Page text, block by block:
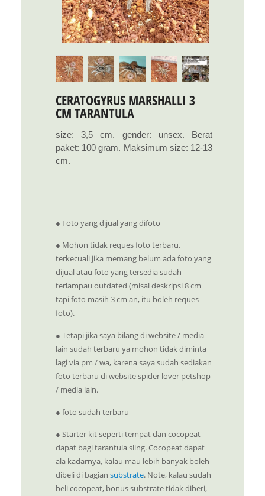
CERATOGYRUS MARSHALLI 3
CM TARANTULA
size: 3,5 cm. gender: unsex. Berat
paket: 100 gram. Maksimum size: 12-13
cm.
● Foto yang dijual yang difoto
● Mohon tidak reques foto terbaru,
terkecuali jika memang belum ada foto yang
dijual atau foto yang tersedia sudah
terlampau outdated (misal deskripsi 8 cm
tapi foto masih 3 cm an, itu boleh reques
foto).
● Tetapi jika saya bilang di website / media
lain sudah terbaru ya mohon tidak diminta
lagi via pm / wa, karena saya sudah sediakan
foto terbaru di website spider lover petshop
/ media lain.
● foto sudah terbaru
● Starter kit seperti tempat dan cocopeat
dapat bagi tarantula sling. Cocopeat dapat
ala kadarnya, kalau mau lebih banyak boleh
dibeli di bagian substrate. Note, kalau sudah
beli cocopeat, bonus substrate tidak diberi,